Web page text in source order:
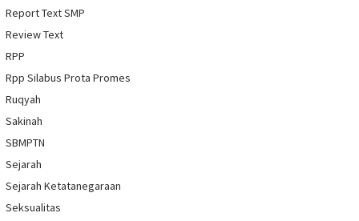
Report Text SMP
Review Text
RPP
Rpp Silabus Prota Promes
Ruqyah
Sakinah
SBMPTN
Sejarah
Sejarah Ketatanegaraan
Seksualitas